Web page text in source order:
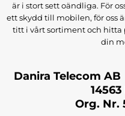
är i stort sett oändliga. För
ett skydd till mobilen, för oss
titt i vårt sortiment och hitta
din
Danira Telecom
Org. Nr.